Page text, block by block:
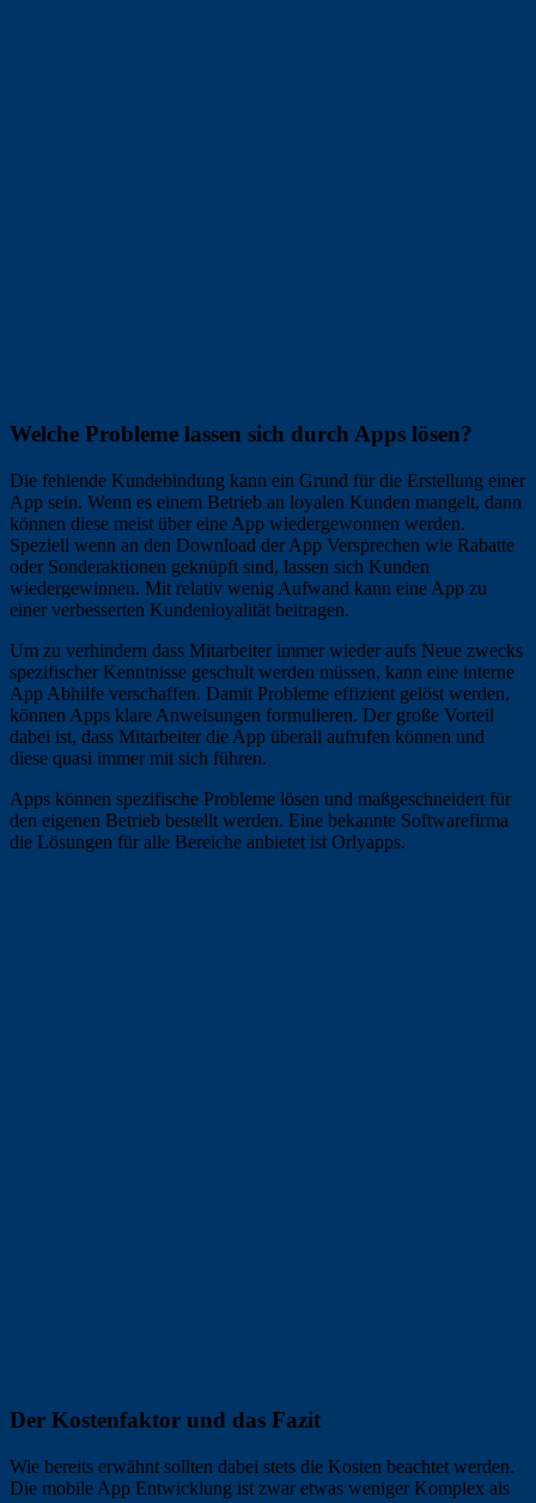
Welche Probleme lassen sich durch Apps lösen?
Die fehlende Kundebindung kann ein Grund für die Erstellung einer
App sein. Wenn es einem Betrieb an loyalen Kunden mangelt, dann
können diese meist über eine App wiedergewonnen werden.
Speziell wenn an den Download der App Versprechen wie Rabatte
oder Sonderaktionen geknüpft sind, lassen sich Kunden
wiedergewinnen. Mit relativ wenig Aufwand kann eine App zu
einer verbesserten Kundenloyalität beitragen.
Um zu verhindern dass Mitarbeiter immer wieder aufs Neue zwecks
spezifischer Kenntnisse geschult werden müssen, kann eine interne
App Abhilfe verschaffen. Damit Probleme effizient gelöst werden,
können Apps klare Anweisungen formulieren. Der große Vorteil
dabei ist, dass Mitarbeiter die App überall aufrufen können und
diese quasi immer mit sich führen.
Apps können spezifische Probleme lösen und maßgeschneidert für
den eigenen Betrieb bestellt werden. Eine bekannte Softwarefirma
die Lösungen für alle Bereiche anbietet ist Orlyapps.
Der Kostenfaktor und das Fazit
Wie bereits erwähnt sollten dabei stets die Kosten beachtet werden.
Die mobile App Entwicklung ist zwar etwas weniger Komplex als